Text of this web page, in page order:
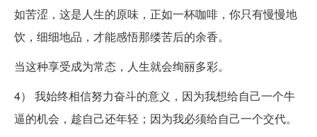
如苦涩，这是人生的原味，正如一杯咖啡，你只有慢慢地
饮，细细地品，才能感悟那缕苦后的余香。
当这种享受成为常态，人生就会绚丽多彩。
4） 我始终相信努力奋斗的意义，因为我想给自己一个牛
逼的机会，趁自己还年轻；因为我必须给自己一个交代。